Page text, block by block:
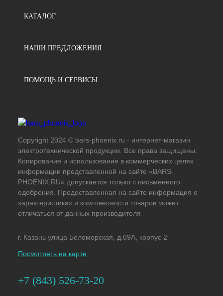
КАТАЛОГ
НАШИ ПРЕДЛОЖЕНИЯ
ПОМОЩЬ И СЕРВИСЫ
Copyright 2024 © bars-phoenix.ru - интернет-магазин
электротехнической продукции. Все права защищены.
Копирование и использование в коммерческих целях
информации представленной на сайте «BARS-
PHOENIX.RU» допускается только с письменного
одобрения. Предоставленная на сайте информация о
характеристиках и комплектности товаров может
отличаться от данных производителя
г. Казань улица Беломорская, д.69А, корпус 2
Посмотреть на карте
+7 (843) 526-73-20